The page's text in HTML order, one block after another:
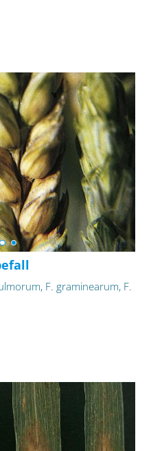
F. graminearum, F.